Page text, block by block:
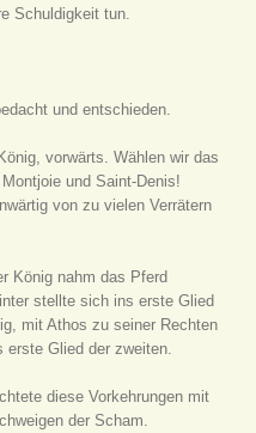
Schuldigkeit tun.
und entschieden.
vorwärts. Wählen wir das
und Saint-Denis!
von zu vielen Verrätern
König nahm das Pferd
stellte sich ins erste Glied
mit Athos zu seiner Rechten
erste Glied der zweiten.
diese Vorkehrungen mit
der Scham.